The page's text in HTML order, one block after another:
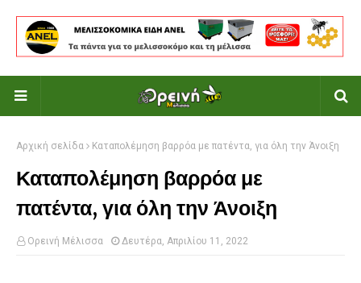
Αρχική σελίδα Καταπολέμηση βαρρόα με πατέντα, για όλη την Άνοιξη
Καταπολέμηση βαρρόα με
πατέντα, για όλη την Άνοιξη
Ορεινή Μέλισσα Δευτέρα, Απριλίου 11, 2022